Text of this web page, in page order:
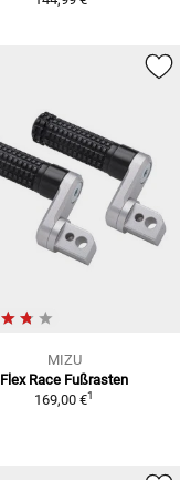
MIZU
Flex Race Fußrasten
169,00 €1